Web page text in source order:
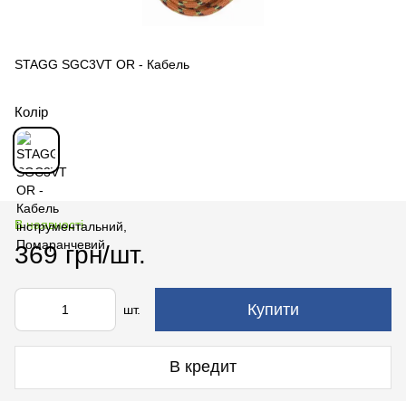
STAGG SGC3VT OR - Кабель
Колір
В наявності
369 грн/шт.
шт. Купити
В кредит